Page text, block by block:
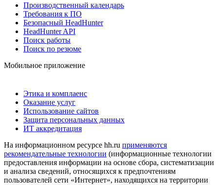
Производственный календарь
Требования к ПО
Безопасный HeadHunter
HeadHunter API
Поиск работы
Поиск по резюме
Мобильное приложение
Этика и комплаенс
Оказание услуг
Использование сайтов
Защита персональных данных
ИТ аккредитация
На информационном ресурсе hh.ru применяются
рекомендательные технологии (информационные технологии
предоставления информации на основе сбора, систематизации
и анализа сведений, относящихся к предпочтениям
пользователей сети «Интернет», находящихся на территории